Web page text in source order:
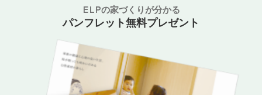
ELPの家づくりが分かる
パンフレット無料プレゼント